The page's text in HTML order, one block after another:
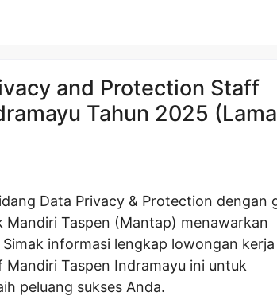
and Protection Staff
Tahun 2025
Data Privacy & Protection dengan
Mandiri Taspen (Mantap) menawarkan
informasi lengkap lowongan kerja
Taspen Indramayu ini untuk
peluang sukses Anda.